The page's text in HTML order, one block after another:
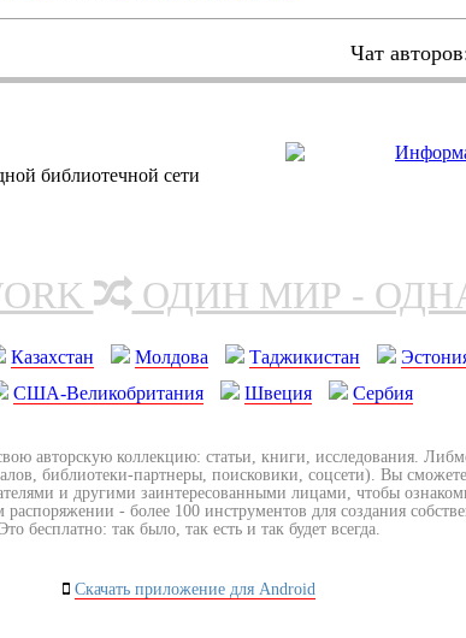
Чат
библиотечной сети
ОДИН МИР -
Казахстан Молдова Таджикистан
США-Великобритания
Швеция Сербия
авторскую коллекцию: статьи, книги, исследования.
библиотеки-партнеры, поисковики, соцсети). Вы
и другими заинтересованными лицами, чтобы
- более 100 инструментов для создания
бесплатно: так было, так есть и так будет всегда.
Скачать приложение для Android